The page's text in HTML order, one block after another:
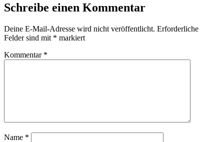
Schreibe einen Kommentar
Deine E-Mail-Adresse wird nicht veröffentlicht. Erforderliche
Felder sind mit * markiert
Kommentar *
Name *